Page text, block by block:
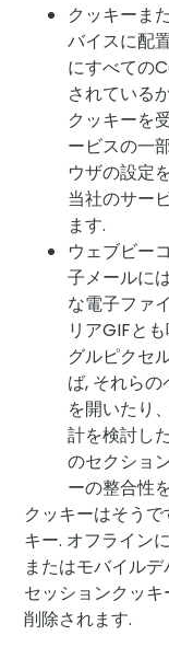
クッキーま
バイスに配
にすべての
されている
クッキーを
ービスの一
ウザの設定
当社のサー
ます.
ウェブビー
子メールに
な電子ファ
リアGIFと
グルピクセ
ば, それら
を開いたり
計を検討し
のセクショ
ーの整合性
クッキーはそうで
キー. オフライン
またはモバイル
セッションクッ
削除されます.